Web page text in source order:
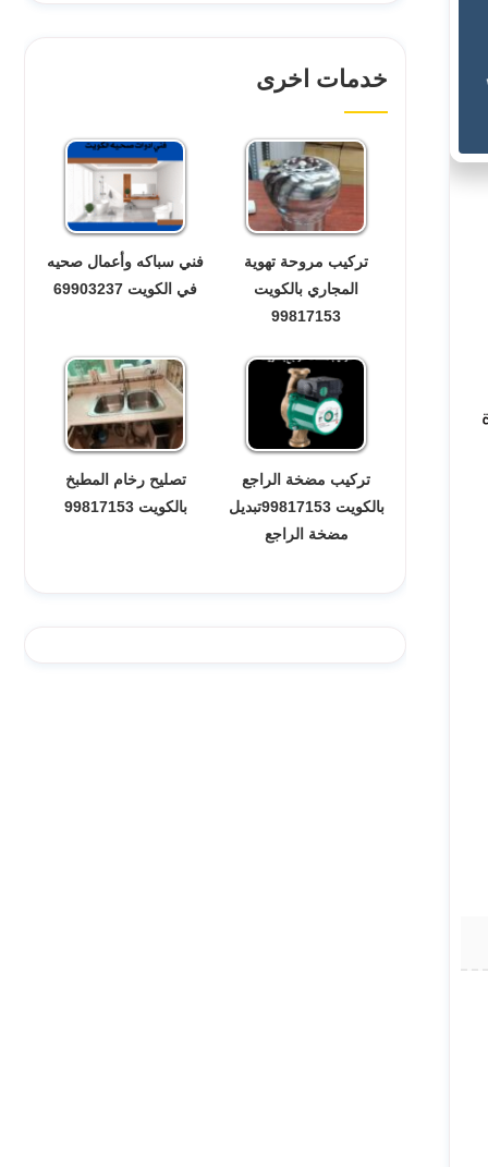
خدمات اخرى
تركيب مروحة تهوية
المجاري بالكويت
99817153
فني سباكه وأعمال صحيه
في الكويت 69903237
تركيب مضخة الراجع
بالكويت 99817153تبديل
مضخة الراجع
تصليح رخام المطبخ
بالكويت 99817153